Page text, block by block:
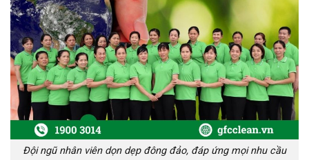
Đội ngũ nhân viên dọn dẹp đông đảo, đáp ứng mọi nhu cầu